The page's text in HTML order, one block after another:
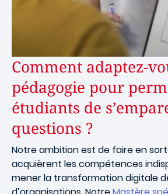
Comment adaptez-
pédagogie pour
étudiants de
questions ?
Notre ambition est de faire en
acquièrent les compétences
mener la transformation digitale